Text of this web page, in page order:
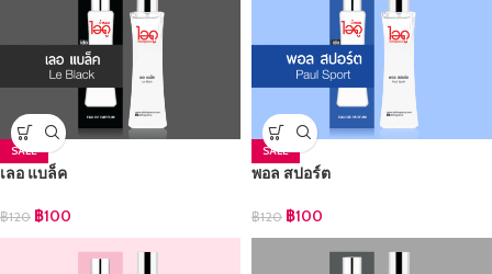
SALE
เลอ แบล็ค
฿120 ฿100
SALE
พอล สปอร์ต
฿120 ฿100